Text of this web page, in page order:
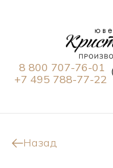
8 800 707-76-01
+7 495 788-77-22
Назад